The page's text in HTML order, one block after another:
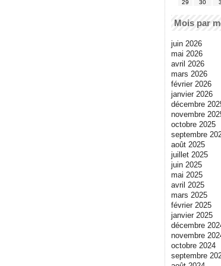
29
30
Mois par
juin 2026
mai 2026
avril 2026
mars 2026
février 2026
janvier 2026
décembre
novembre
octobre 2025
septembre
août 2025
juillet 2025
juin 2025
mai 2025
avril 2025
mars 2025
février 2025
janvier 2025
décembre
novembre
octobre 2024
septembre